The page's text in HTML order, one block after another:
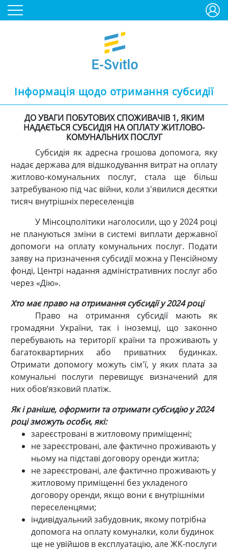
Інформація щодо отримання субсидії
ДО УВАГИ ПОБУТОВИХ СПОЖИВАЧІВ 1, ЯКИМ
НАДАЄТЬСЯ СУБСИДІЯ НА ОПЛАТУ ЖИТЛОВО-
КОМУНАЛЬНИХ ПОСЛУГ
Субсидія як адресна грошова допомога, яку
надає держава для відшкодування витрат на оплату
житлово-комунальних послуг, стала ще більш
затребуваною під час війни, коли з'явилися десятки
тисяч внутрішніх переселенців
У Мінсоцполітики наголосили, що у 2024 році
не плануються зміни в системі виплати державної
допомоги на оплату комунальних послуг. Подати
заяву на призначення субсидії можна у Пенсійному
фонді, Центрі надання адміністративних послуг або
через «Дію».
Хто має право на отримання субсидії у 2024 році
Право на отримання субсидії мають як
громадяни України, так і іноземці, що законно
перебувають на території країни та проживають у
багатоквартирних або приватних будинках.
Отримати допомогу можуть сім'ї, у яких плата за
комунальні послуги перевищує визначений для
них обов’язковий платіж.
Як і раніше, оформити та отримати субсидію у 2024
році зможуть особи, які:
зареєстровані в житловому приміщенні;
не зареєстровані, але фактично проживають у
ньому на підставі договору оренди житла;
не зареєстровані, але фактично проживають у
житловому приміщенні без укладеного
договору оренди, якщо вони є внутрішніми
переселенцями;
індивідуальний забудовник, якому потрібна
допомога на оплату комуналки, коли будинок
ще не увійшов в експлуатацію, але ЖК-послуги